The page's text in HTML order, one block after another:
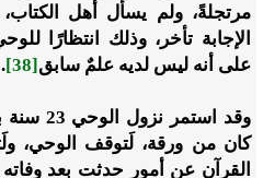
مرتجلةً، ولم يسأل أهل
الإجابة تأخر، وذلك انتظارًا
على أنه ليس لديه علمٌ سابق[38]
.
وقد
كان من ورقة، لَتوقف الوحي،
القرآن عن أمور حدثت بعد